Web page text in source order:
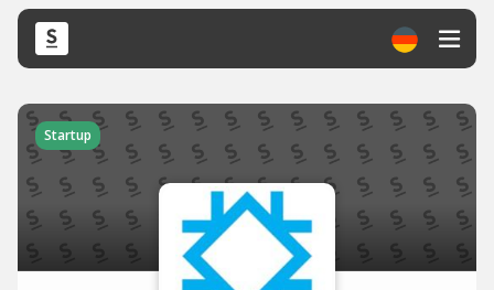
Startup